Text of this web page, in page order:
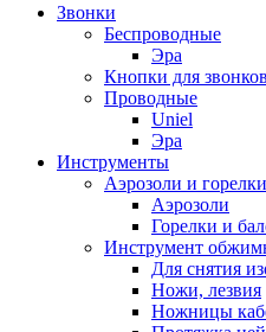
Звонки
Беспроводные
Эра
Кнопки для звонков
Проводные
Uniel
Эра
Инструменты
Аэрозоли и горелки
Аэрозоли
Горелки и
Инструмент
Для снятия
Ножи, лезвия
Ножницы